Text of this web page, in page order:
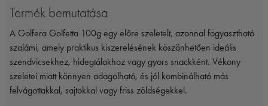
Termék bemutatása
A Golfera Golfetta 100g egy előre szeletelt, azonnal fogyasztható
szalámi, amely praktikus kiszerelésének köszönhetően ideális
szendvicsekhez, hidegtálakhoz vagy gyors snackként. Vékony
szeletei miatt könnyen adagolható, és jól kombinálható más
felvágottakkal, sajtokkal vagy friss zöldségekkel.